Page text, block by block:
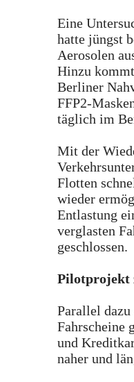
Eine
hatte jüngst
Aerosolen
Hinzu
Berliner
FFP2-
täglich im
Mit der
Flotten
wieder
Entlastung
verglasten
geschlossen.
Pilotprojekt
Parallel
Fahrscheine
und
naher und